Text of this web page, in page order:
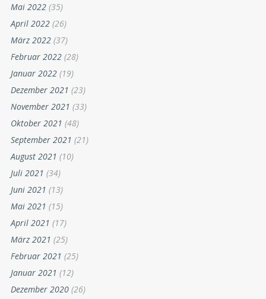
Mai 2022 (35)
April 2022 (26)
März 2022 (37)
Februar 2022 (28)
Januar 2022 (19)
Dezember 2021 (23)
November 2021 (33)
Oktober 2021 (48)
September 2021 (21)
August 2021 (10)
Juli 2021 (34)
Juni 2021 (13)
Mai 2021 (15)
April 2021 (17)
März 2021 (25)
Februar 2021 (25)
Januar 2021 (12)
Dezember 2020 (26)